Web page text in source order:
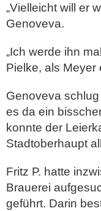
„Vielleicht will er
Genoveva.
„Ich werde ihn
Pielke, als Meyer
Genoveva
es da ein
konnte der
Stadtoberhaupt
Fritz P. hatte
Brauerei
geführt. Darin